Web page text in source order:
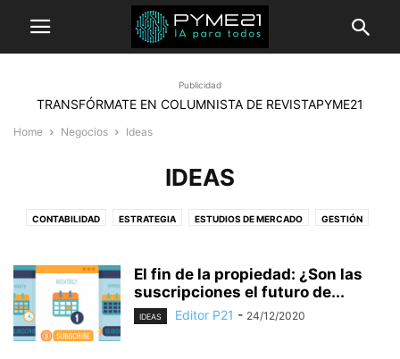
Publicidad
TRANSFÓRMATE EN COLUMNISTA DE REVISTAPYME21
Home Negocios Ideas
IDEAS
CONTABILIDAD ESTRATEGIA ESTUDIOS DE MERCADO GESTIÓN
El fin de la propiedad: ¿Son las
suscripciones el futuro de...
IDEAS Editor P21 - 24/12/2020